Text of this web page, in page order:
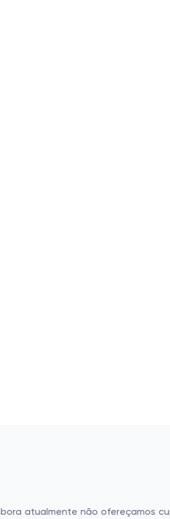
atualmente não ofereçamos